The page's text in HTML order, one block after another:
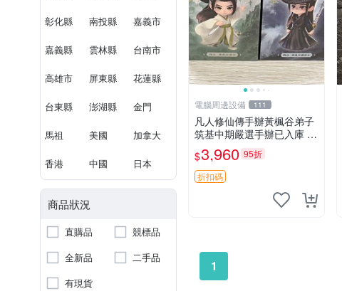
彰化縣 南投縣 嘉義市
嘉義縣 雲林縣 台南市
高雄市 屏東縣 花蓮縣
台東縣 澎湖縣 金門
馬祖 美國 加拿大
香港 中國 日本
商品狀況
直購品
競標品
全新品
二手品
有現貨
電腦周邊設備 111
凡人修仙傳手辦黃楓谷弟子
筑基中期嚴選手辦已入庫 黃
楓谷限定 黃楓谷手辦 凡人
修仙傳手辦 韓力 黃楓谷弟
子 筑基中期手辦 黃楓谷限
量版 手辦收藏 凡人修仙
$3,960 95折
折扣碼
1